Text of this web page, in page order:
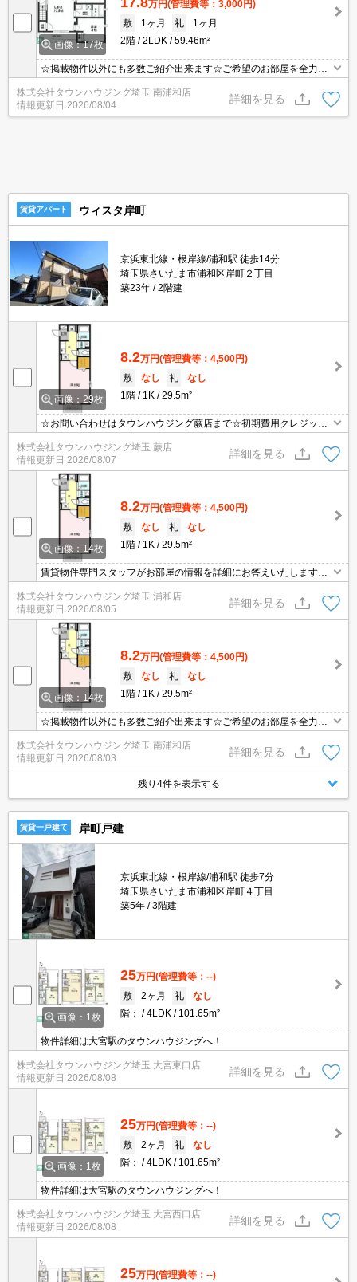
画像：17枚
万円(管理費等：3,000円)
敷
1ヶ月 礼
1ヶ月
2階
2LDK 59.46m²
☆掲載物件以外にも多数ご紹介出来ます☆ご希望のお部屋を全力で
お探しさせて頂きます♪
株式会社タウンハウジング埼玉 南浦和店
情報更新日 2026/08/04
詳細を見る
賃貸アパート ウィスタ岸町
京浜東北線・根岸線/浦和駅 徒歩14分
埼玉県さいたま市浦和区岸町２丁目
築23年
2階建
画像：29枚
8.2万円(管理費等：4,500円)
敷
なし 礼
なし
1階
1K 29.5m²
☆お問い合わせはタウンハウジング蕨店まで☆初期費用クレジット
決済相談☆オンラインでの内見・契約もお気軽にご相談ください！
株式会社タウンハウジング埼玉 蕨店
情報更新日 2026/08/07
詳細を見る
画像：14枚
8.2万円(管理費等：4,500円)
敷
なし 礼
なし
1階
1K 29.5m²
賃貸物件専門スタッフがお部屋の情報を詳細にお答えいたします。
お問合わせはタウンハウジング浦和店まで♪
株式会社タウンハウジング埼玉 浦和店
情報更新日 2026/08/05
詳細を見る
画像：14枚
8.2万円(管理費等：4,500円)
敷
なし 礼
なし
1階
1K 29.5m²
☆掲載物件以外にも多数ご紹介出来ます☆ご希望のお部屋を全力で
お探しさせて頂きます♪
株式会社タウンハウジング埼玉 南浦和店
情報更新日 2026/08/03
詳細を見る
残り4件を表示する
賃貸一戸建て 岸町戸建
京浜東北線・根岸線/浦和駅 徒歩7分
埼玉県さいたま市浦和区岸町４丁目
築5年
3階建
画像：1枚
25万円(管理費等：--)
敷
2ヶ月 礼
なし
階：
4LDK 101.65m²
物件詳細は大宮駅のタウンハウジングへ！
株式会社タウンハウジング埼玉 大宮東口店
情報更新日 2026/08/08
詳細を見る
画像：1枚
25万円(管理費等：--)
敷
2ヶ月 礼
なし
階：
4LDK 101.65m²
物件詳細は大宮駅のタウンハウジングへ！
株式会社タウンハウジング埼玉 大宮西口店
情報更新日 2026/08/08
詳細を見る
25万円(管理費等：--)